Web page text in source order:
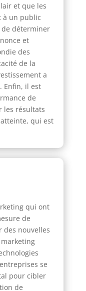
et que les
à un public
déterminer
et
des
de la
a
Enfin, il est
de
les résultats
qui est
qui ont
de
des nouvelles
se
pour cibler
de